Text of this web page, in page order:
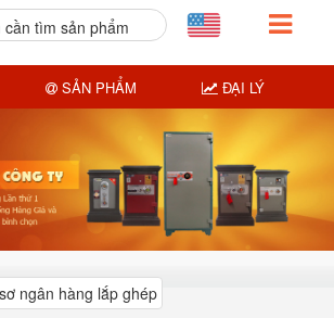
cần tìm sản phẩm
SẢN PHẨM ĐẠI LÝ